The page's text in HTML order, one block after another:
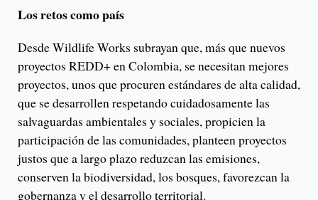
Los retos como país
Desde Wildlife Works subrayan que, más que nuevos
proyectos REDD+ en Colombia, se necesitan mejores
proyectos, unos que procuren estándares de alta calidad,
que se desarrollen respetando cuidadosamente las
salvaguardas ambientales y sociales, propicien la
participación de las comunidades, planteen proyectos
justos que a largo plazo reduzcan las emisiones,
conserven la biodiversidad, los bosques, favorezcan la
gobernanza y el desarrollo territorial.